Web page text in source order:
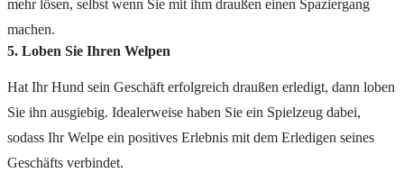
mehr lösen, selbst wenn Sie mit ihm draußen einen Spaziergang
machen.
5. Loben Sie Ihren Welpen
Hat Ihr Hund sein Geschäft erfolgreich draußen erledigt, dann loben
Sie ihn ausgiebig. Idealerweise haben Sie ein Spielzeug dabei,
sodass Ihr Welpe ein positives Erlebnis mit dem Erledigen seines
Geschäfts verbindet.